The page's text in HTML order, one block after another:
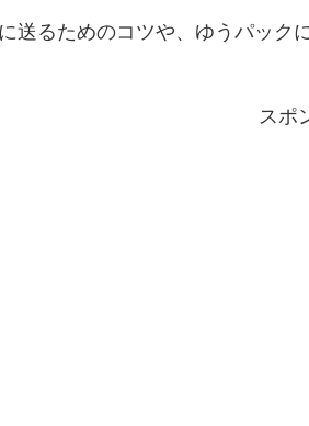
送るためのコツや、ゆうパック
スポ